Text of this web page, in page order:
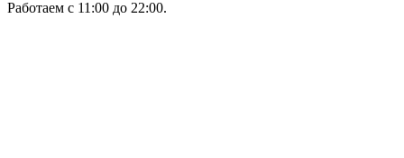
Работаем с 11:00 до 22:00.